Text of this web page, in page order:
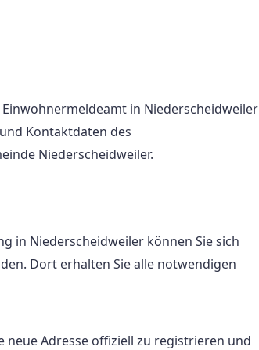
in Niederscheidweiler
Kontaktdaten des
Niederscheidweiler.
in Niederscheidweiler können Sie sich
Dort erhalten Sie alle notwendigen
Adresse offiziell zu registrieren und